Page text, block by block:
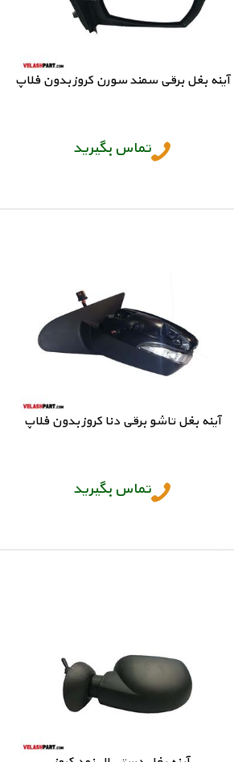
آینه بغل برقی سمند سورن کروز بدون فلاپ
تماس بگیرید
آینه بغل تاشو برقی دنا کروز بدون فلاپ
تماس بگیرید